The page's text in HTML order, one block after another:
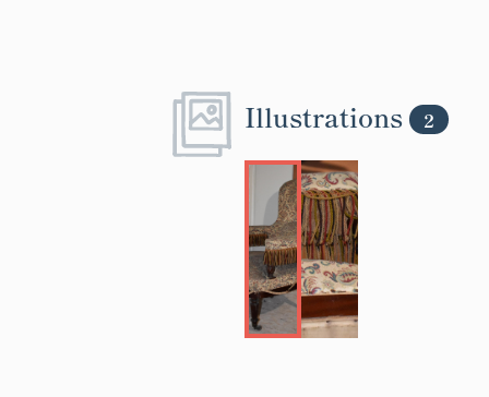
Illustrations 2